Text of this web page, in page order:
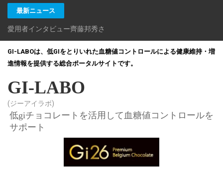
最新ニュース
愛用者インタビュー齊藤邦秀さん
GI-LABOは、低GIをとりいれた血糖値コントロールによる健康維持・増
進情報を提供する総合ポータルサイトです。
GI-LABO
(ジーアイラボ)
低giチョコレートを活用して血糖値コントロールを
サポート